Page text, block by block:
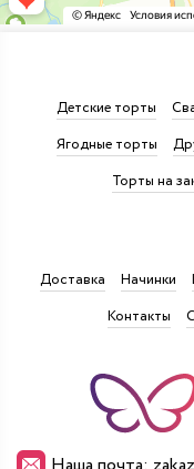
Детские торты
Ягодные торты
Торты на
Доставка Начинки
Контакты